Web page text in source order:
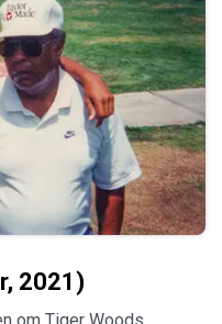
2021)